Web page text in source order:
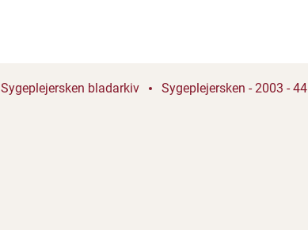
Sygeplejersken bladarkiv Sygeplejersken - 2003 - 44